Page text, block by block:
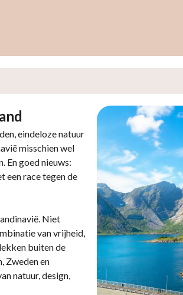
eindeloze natuur
misschien wel
En goed nieuws:
een race tegen de
Niet
van vrijheid,
buiten de
Zweden en
natuur, design,